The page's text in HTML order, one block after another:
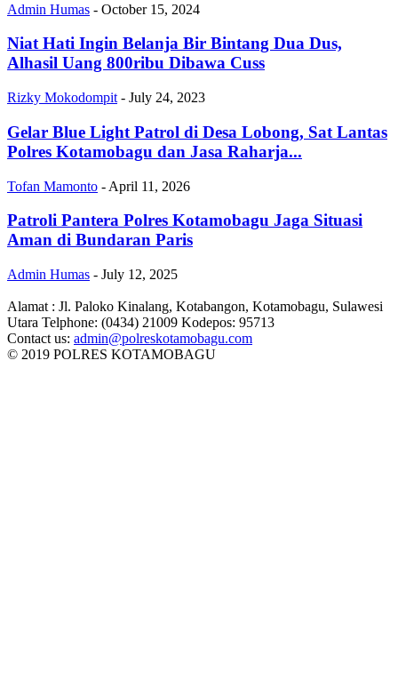
Admin Humas - October 15, 2024
Niat Hati Ingin Belanja Bir Bintang Dua Dus,
Alhasil Uang 800ribu Dibawa Cuss
Rizky Mokodompit - July 24, 2023
Gelar Blue Light Patrol di Desa Lobong, Sat Lantas
Polres Kotamobagu dan Jasa Raharja...
Tofan Mamonto - April 11, 2026
Patroli Pantera Polres Kotamobagu Jaga Situasi
Aman di Bundaran Paris
Admin Humas - July 12, 2025
Alamat : Jl. Paloko Kinalang, Kotabangon, Kotamobagu, Sulawesi
Utara Telphone: (0434) 21009 Kodepos: 95713
Contact us: admin@polreskotamobagu.com
© 2019 POLRES KOTAMOBAGU